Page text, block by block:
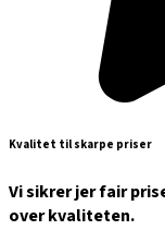
Kvalitet til skarpe priser
Vi sikrer jer fair
over kvaliteten.